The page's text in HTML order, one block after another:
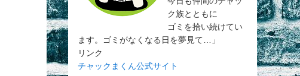
ク族とともに
ゴミを拾い続けてい
ます。ゴミがなくなる日を夢見て…」
リンク
チャックまくん公式サイト